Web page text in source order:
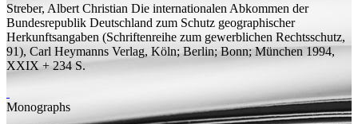
Streber, Albert Christian Die internationalen Abkommen der
Bundesrepublik Deutschland zum Schutz geographischer
Herkunftsangaben (Schriftenreihe zum gewerblichen Rechtsschutz,
91), Carl Heymanns Verlag, Köln; Berlin; Bonn; München 1994,
XXIX + 234 S.
Monographs